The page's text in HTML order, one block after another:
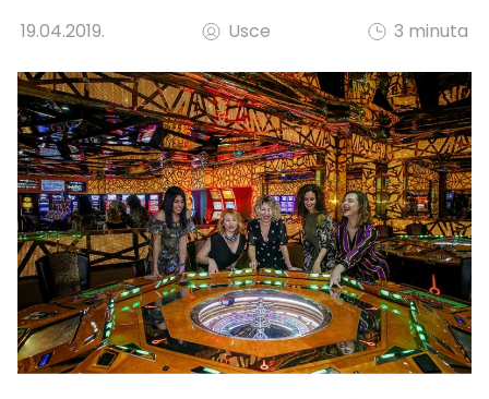
19.04.2019. Usce 3 minuta